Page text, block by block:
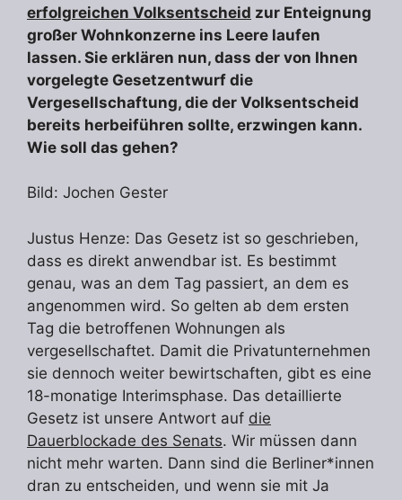
erfolgreichen Volksentscheid zur Enteignung
großer Wohnkonzerne ins Leere laufen
lassen. Sie erklären nun, dass der von Ihnen
vorgelegte Gesetzentwurf die
Vergesellschaftung, die der Volksentscheid
bereits herbeiführen sollte, erzwingen kann.
Wie soll das gehen?
Bild: Jochen Gester
Justus Henze: Das Gesetz ist so geschrieben,
dass es direkt anwendbar ist. Es bestimmt
genau, was an dem Tag passiert, an dem es
angenommen wird. So gelten ab dem ersten
Tag die betroffenen Wohnungen als
vergesellschaftet. Damit die Privatunternehmen
sie dennoch weiter bewirtschaften, gibt es eine
18-monatige Interimsphase. Das detaillierte
Gesetz ist unsere Antwort auf die
Dauerblockade des Senats. Wir müssen dann
nicht mehr warten. Dann sind die Berliner*innen
dran zu entscheiden, und wenn sie mit Ja